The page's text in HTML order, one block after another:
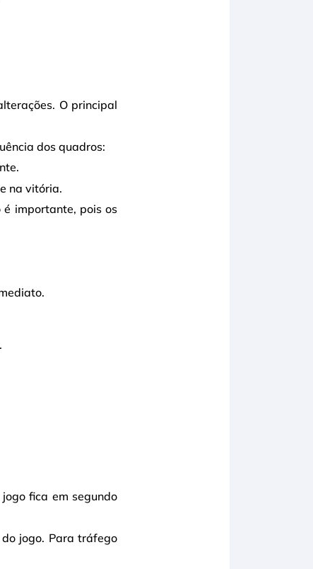
O principal
dos quadros:
na vitória.
importante, pois os
fica em segundo
jogo. Para tráfego